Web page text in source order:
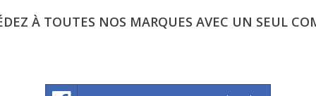
À TOUTES NOS MARQUES AVEC UN SEUL